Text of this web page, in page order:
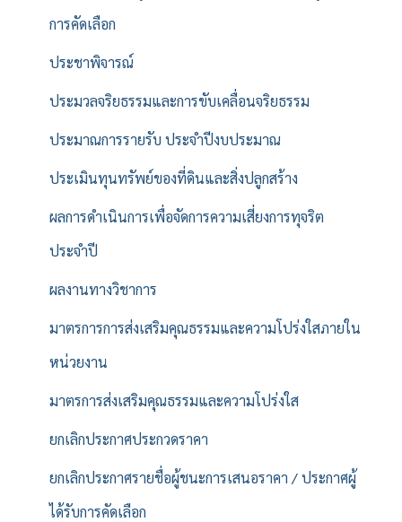
การคัดเลือก
ประชาพิจารณ์
ประมวลจริยธรรมและการขับเคลื่อนจริยธรรม
ประมาณการรายรับ ประจำปีงบประมาณ
ประเมินทุนทรัพย์ของที่ดินและสิ่งปลูกสร้าง
ผลการดำเนินการเพื่อจัดการความเสี่ยงการทุจริต
ประจำปี
ผลงานทางวิชาการ
มาตรการการส่งเสริมคุณธรรมและความโปร่งใสภายใน
หน่วยงาน
มาตรการส่งเสริมคุณธรรมและความโปร่งใส
ยกเลิกประกาศประกวดราคา
ยกเลิกประกาศรายชื่อผู้ชนะการเสนอราคา / ประกาศผู้
ได้รับการคัดเลือก